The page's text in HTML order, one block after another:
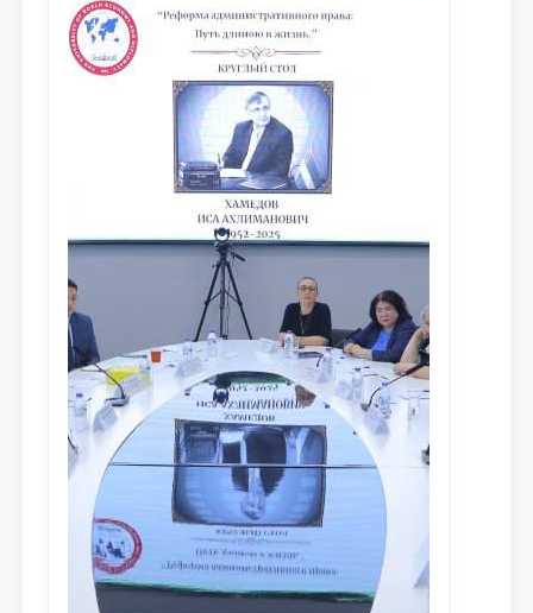
исследований в сфере
противодействия коррупции